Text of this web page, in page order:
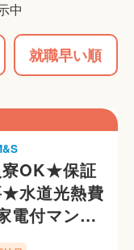
中
就職早い順
寮OK★保証
★水道光熱費
電付マンシ
入居OK